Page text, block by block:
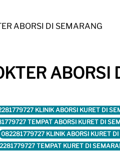
ABORSI DI SEMARANG
ABORSI
KLINIK ABORSI KURET DI
TEMPAT ABORSI KURET DI
082281779727 KLINIK ABORSI KURET
TEMPAT KURET DI